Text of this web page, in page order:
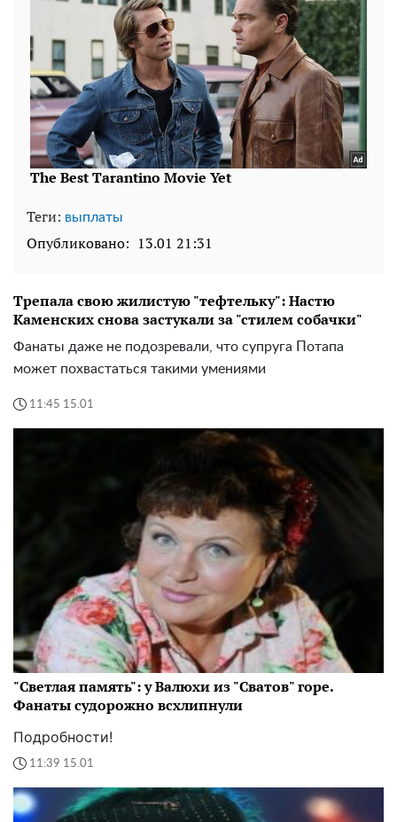
Теги: выплаты
Опубликовано: 13.01 21:31
Трепала свою жилистую "тефтельку": Настю
Каменских снова застукали за "стилем собачки"
Фанаты даже не подозревали, что супруга Потапа
может похвастаться такими умениями
11:45 15.01
"Светлая память": у Валюхи из "Сватов" горе.
Фанаты судорожно всхлипнули
Подробности!
11:39 15.01